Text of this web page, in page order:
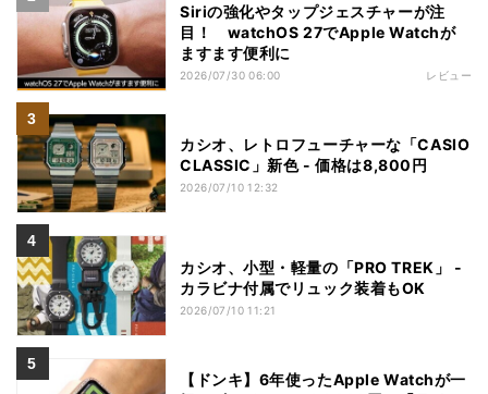
Siriの強化やタップジェスチャーが注
目！ watchOS 27でApple Watchが
ますます便利に
2026/07/30 06:00 レビュー
カシオ、レトロフューチャーな「CASIO
CLASSIC」新色 - 価格は8,800円
2026/07/10 12:32
カシオ、小型・軽量の「PRO TREK」 -
カラビナ付属でリュック装着もOK
2026/07/10 11:21
【ドンキ】6年使ったApple Watchが一